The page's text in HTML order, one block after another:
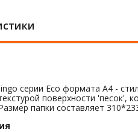
серии Eco формата А4 -
поверхности 'песок',
папки составляет